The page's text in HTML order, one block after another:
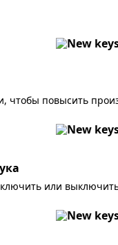
повысить
или